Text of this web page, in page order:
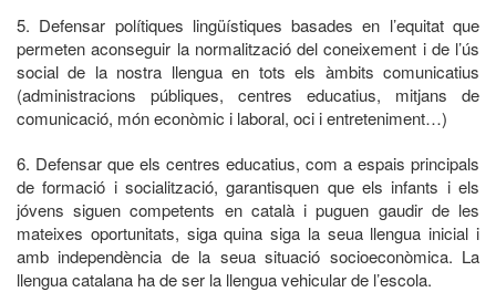
5. Defensar polítiques lingüístiques basades en l’equitat que
permeten aconseguir la normalització del coneixement i de l’ús
social de la nostra llengua en tots els àmbits comunicatius
(administracions públiques, centres educatius, mitjans de
comunicació, món econòmic i laboral, oci i entreteniment…)
6. Defensar que els centres educatius, com a espais principals
de formació i socialització, garantisquen que els infants i els
jóvens siguen competents en català i puguen gaudir de les
mateixes oportunitats, siga quina siga la seua llengua inicial i
amb independència de la seua situació socioeconòmica. La
llengua catalana ha de ser la llengua vehicular de l’escola.